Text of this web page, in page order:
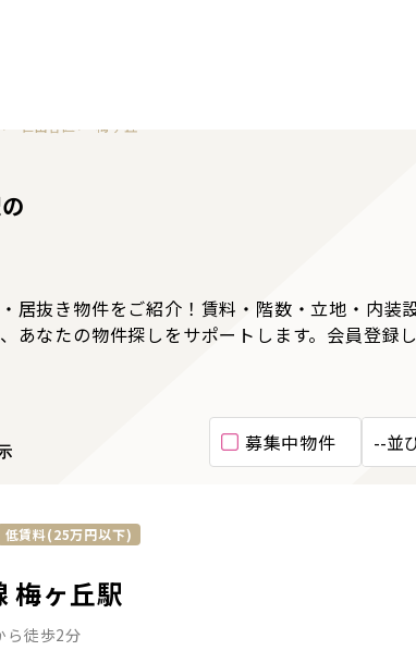
店舗での飲食店開業
世田谷区 梅ヶ丘
居抜き物件をご紹介！賃料・階数・立地・内
あなたの物件探しをサポートします。会員登録
募集中物件
低賃料(25万円以下)
梅ヶ丘駅
徒歩2分